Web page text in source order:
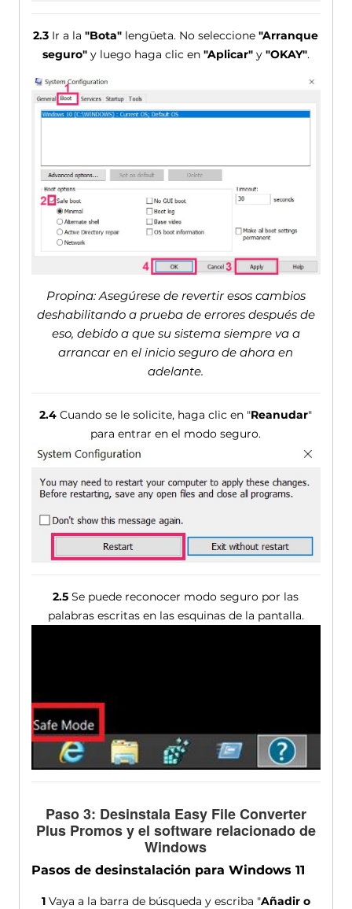
2.3 Ir a la"Bota" lengüeta. No seleccione"Arranque
seguro"y luego haga clic en "Aplicar"y "OKAY".
Propina: Asegúrese de revertir esos cambios
deshabilitando a prueba de errores después de
eso, debido a que su sistema siempre va a
arrancar en el inicio seguro de ahora en
adelante.
2.4 Cuando se le solicite, haga clic en "Reanudar"
para entrar en el modo seguro.
2.5 Se puede reconocer modo seguro por las
palabras escritas en las esquinas de la pantalla.
Paso 3: Desinstala Easy File Converter
Plus Promos y el software relacionado de
Windows
Pasos de desinstalación para Windows 11
1Vaya a la barra de búsqueda y escriba "Añadir o